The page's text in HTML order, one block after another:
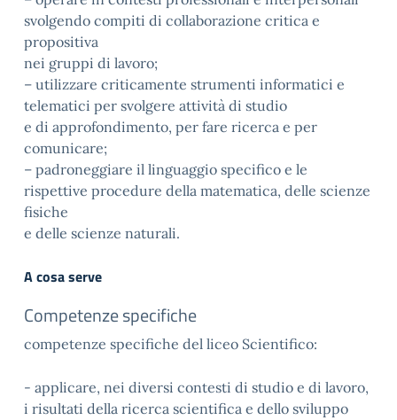
svolgendo compiti di collaborazione critica e
propositiva
nei gruppi di lavoro;
– utilizzare criticamente strumenti informatici e
telematici per svolgere attività di studio
e di approfondimento, per fare ricerca e per
comunicare;
– padroneggiare il linguaggio specifico e le
rispettive procedure della matematica, delle scienze
fisiche
e delle scienze naturali.
A cosa serve
Competenze specifiche
competenze specifiche del liceo Scientifico:
- applicare, nei diversi contesti di studio e di lavoro,
i risultati della ricerca scientifica e dello sviluppo